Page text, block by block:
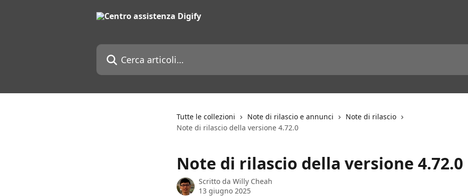
Cerca articoli…
Tutte le collezioni Note di rilascio e annunci
Note di rilascio
Note di rilascio della versione 4.72.0
Note di rilascio della versione 4.72.0
Scritto da Willy Cheah
13 giugno 2025